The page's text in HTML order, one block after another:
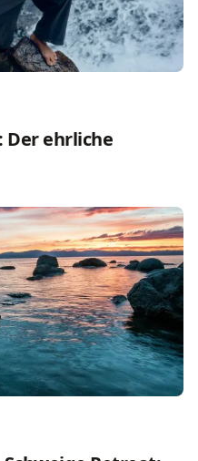
Der ehrliche
Retreat: Guide 2026